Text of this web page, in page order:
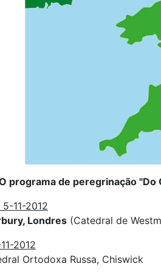
programa de peregrinação "Do
11-2012
Londres (Catedral de
2012
Ortodoxa Russa, Chiswick